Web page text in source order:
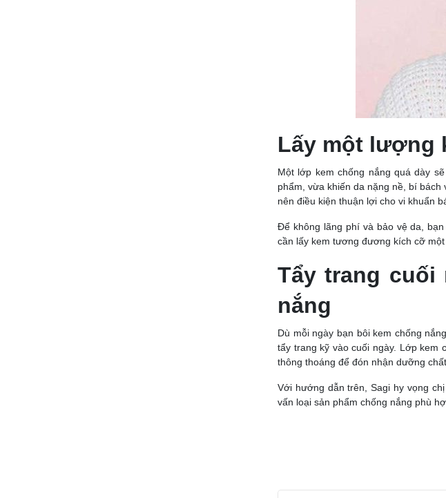
Lấy một lượng
Một lớp kem chống nắng quá dày
phẩm, vừa khiến da nặng nề, bí
nên điều kiện thuận lợi cho vi khuẩn
Để không lãng phí và bảo vệ da,
cần lấy kem tương đương kích cỡ
Tẩy trang cuối
nắng
Dù mỗi ngày bạn bôi kem chống
tẩy trang kỹ vào cuối ngày. Lớp kem
thông thoáng để đón nhận dưỡng
Với hướng dẫn trên, Sagi hy vọng
vấn loại sản phẩm chống nắng phù